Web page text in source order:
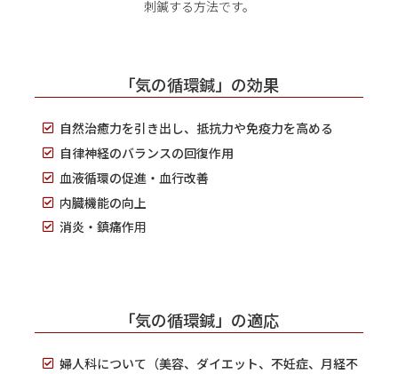
刺鍼する方法です。
「気の循環鍼」の効果
自然治癒力を引き出し、抵抗力や免疫力を高める
自律神経のバランスの回復作用
血液循環の促進・血行改善
内臓機能の向上
消炎・鎮痛作用
「気の循環鍼」の適応
婦人科について（美容、ダイエット、不妊症、月経不